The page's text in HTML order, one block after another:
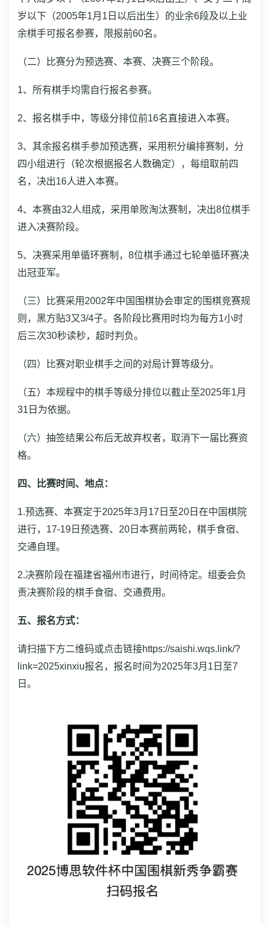
岁以下（2005年1月1日以后出生）的业余6段及以上业
余棋手可报名参赛，限报前60名。
（二）比赛分为预选赛、本赛、决赛三个阶段。
1、所有棋手均需自行报名参赛。
2、报名棋手中，等级分排位前16名直接进入本赛。
3、其余报名棋手参加预选赛，采用积分编排赛制，分
四小组进行（轮次根据报名人数确定），每组取前四
名，决出16人进入本赛。
4、本赛由32人组成，采用单败淘汰赛制 ，决出8位棋手
进入决赛阶段。
5、决赛采用单循环赛制 ，8位棋手通过七轮单循环赛决
出冠亚军。
（三）比赛采用2002年中国围棋协会审定的围棋竞赛规
则，黑方贴3又3/4子。各阶段比赛用时均为每方1小时
后三次30秒读秒，超时判负。
（四）比赛对职业棋手之间的对局计算等级分。
（五）本规程中的棋手等级分排位以截止至2025年1月
31日为依据。
（六）抽签结果公布后无故弃权者，取消下一届比赛资
格。
四、比赛时间、地点：
1.预选赛、本赛定于2025年3月17日至20日在中国棋院
进行，17-19日预选赛、20日本赛前两轮，棋手食宿、
交通自理。
2.决赛阶段在福建省福州市进行，时间待定。组委会负
责决赛阶段的棋手食宿、交通费用。
五、报名方式：
请扫描下方二维码或点击链接https://saishi.wqs.link/?
link=2025xinxiu报名，报名时间为2025年3月1日至7
日。